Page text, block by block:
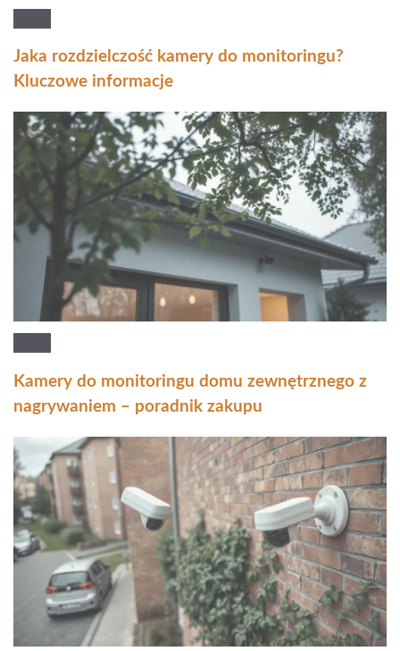
Jaka rozdzielczość kamery do monitoringu?
Kluczowe informacje
Kamery do monitoringu domu zewnętrznego z
nagrywaniem – poradnik zakupu